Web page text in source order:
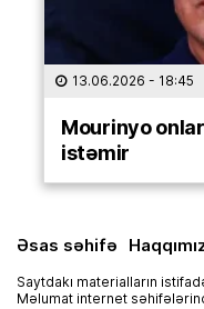
13.06.2026 - 18:45
Mourinyo
istəmir
Əsas səhifə
Saytdakı materialların
Məlumat internet